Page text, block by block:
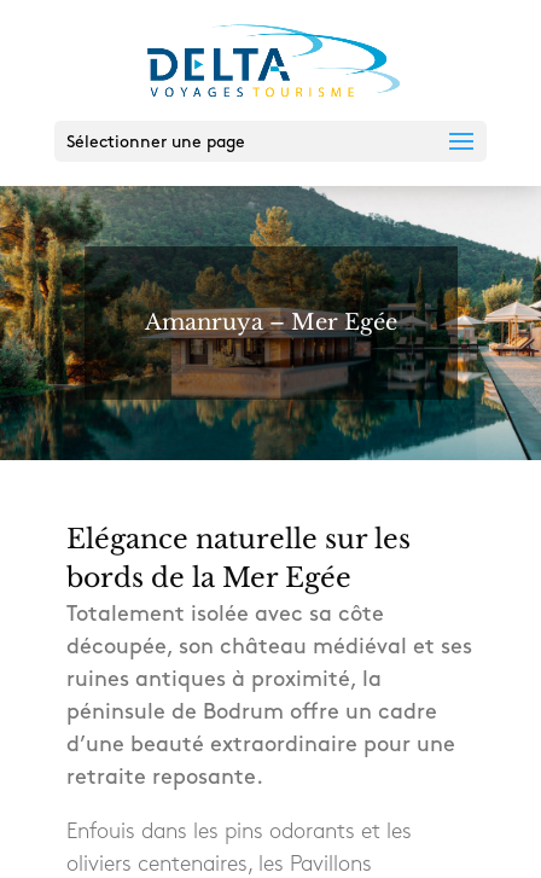
Sélectionner une page
Amanruya – Mer Egée
Elégance naturelle sur les
bords de la Mer Egée
Totalement isolée avec sa côte
découpée, son château médiéval et ses
ruines antiques à proximité, la
péninsule de Bodrum offre un cadre
d’une beauté extraordinaire pour une
retraite reposante.
Enfouis dans les pins odorants et les
oliviers centenaires, les Pavillons